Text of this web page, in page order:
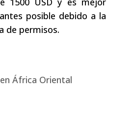
posible debido a la
de permisos.
África Oriental